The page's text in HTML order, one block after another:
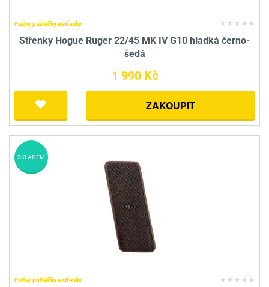
Pažby, pažbičky a střenky
Střenky Hogue Ruger 22/45 MK IV G10 hladká černo-
šedá
1 990 Kč
ZAKOUPIT
Pažby, pažbičky a střenky
SKLADEM